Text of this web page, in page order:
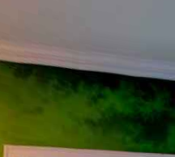
https://